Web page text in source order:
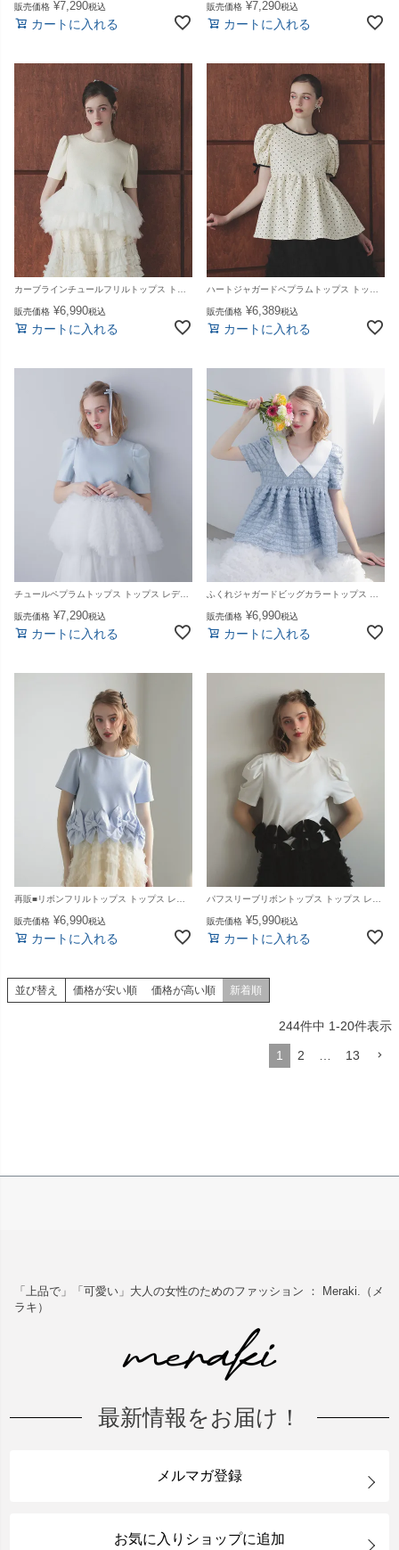
販売価格 ¥7,290税込
カートに入れる
販売価格 ¥7,290税込
カートに入れる
販売価格 ¥6,990税込
カートに入れる
販売価格 ¥6,389税込
カートに入れる
販売価格 ¥7,290税込
カートに入れる
販売価格 ¥6,990税込
カートに入れる
販売価格 ¥6,990税込
カートに入れる
販売価格 ¥5,990税込
カートに入れる
並び替え 価格が安い順 価格が高い順 新着順
244件中 1-20件表示
1 2 13
「上品で」「可愛い」大人の女性のためのファッション ： Meraki.（メ
ラキ）
最新情報をお届け！
メルマガ登録
お気に入りショップに追加